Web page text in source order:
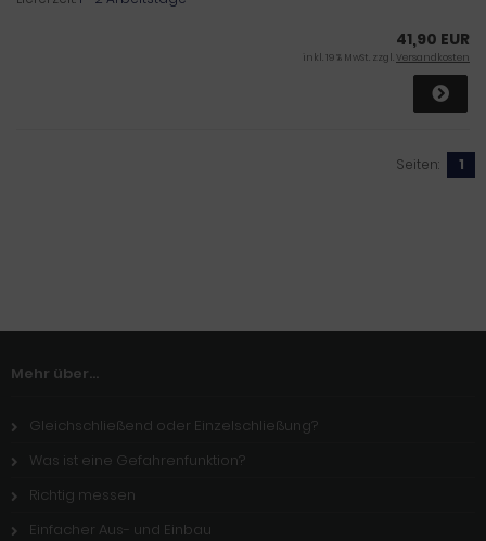
41,90 EUR
inkl. 19 % MwSt. zzgl.Versandkosten
Seiten: 1
Mehr über...
Gleichschließend oder Einzelschließung?
Was ist eine Gefahrenfunktion?
Richtig messen
Einfacher Aus- und Einbau